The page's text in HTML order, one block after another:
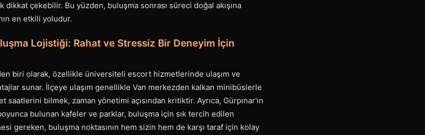
dikkat çekebilir. Bu yüzden, buluşma sonrası süreci doğal akışına
en etkili yoludur.
Lojistiği: Rahat ve Stressiz Bir Deneyim İçin
biri olarak, özellikle üniversiteli escort hizmetlerinde ulaşım ve
sunar. İlçeye ulaşım genellikle Van merkezden kalkan minibüslerle
saatlerini bilmek, zaman yönetimi açısından kritiktir. Ayrıca, Gürpınar'ın
bulunan kafeler ve parklar, buluşma için sık tercih edilen
gereken, buluşma noktasının hem sizin hem de karşı taraf için kolay